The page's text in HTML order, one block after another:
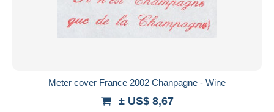
Meter cover France 2002 Chanpagne - Wine
± US$ 8,67